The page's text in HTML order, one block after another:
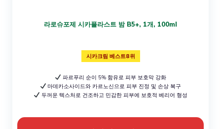
라로슈포제 시카플라스트 밤 B5+, 1개, 100ml
시카크림 베스트8위
파르푸리 순이 5% 함유로 피부 보호막 강화
마데카소사이드와 카르노신으로 피부 진정 및 손상 복구
두꺼운 텍스처로 건조하고 민감한 피부에 보호적 베리어 형성